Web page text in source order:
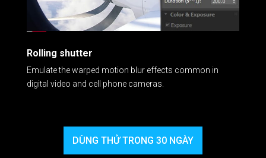
Rolling shutter
Emulate the warped motion blur effects common in
digital video and cell phone cameras.
DÙNG THỬ TRONG 30 NGÀY